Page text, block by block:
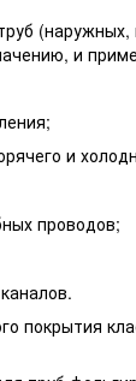
(наружных,
и
и
проводов;
покрытия